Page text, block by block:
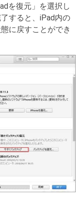
を復元」を選択し
すると、iPad内の
に戻すことができ